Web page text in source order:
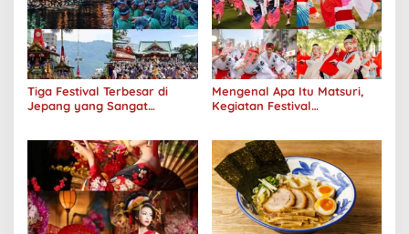
Tiga Festival Terbesar di
Jepang yang Sangat
Mengenal Apa Itu Matsuri,
Kegiatan Festival